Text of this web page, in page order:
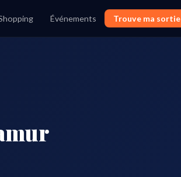
Événements Trouve ma sortie